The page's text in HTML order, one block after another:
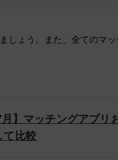
しょう。また、全てのマ
月】マッチングアプ
て比較